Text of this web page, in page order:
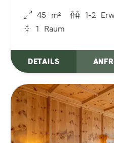
gern unkompliziert
1-2
45
m²
1
Raum
DETAILS